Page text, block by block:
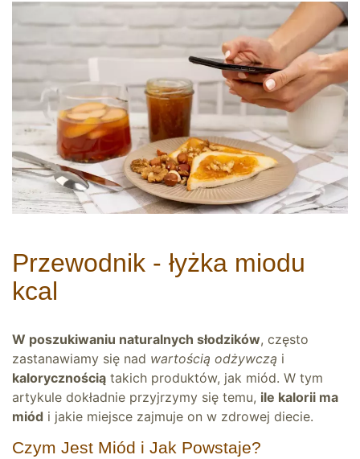
Przewodnik - łyżka miodu
kcal
W poszukiwaniu naturalnych słodzików, często
zastanawiamy się nad wartością odżywczą i
kalorycznością takich produktów, jak miód. W tym
artykule dokładnie przyjrzymy się temu, ile kalorii ma
miód i jakie miejsce zajmuje on w zdrowej diecie.
Czym Jest Miód i Jak Powstaje?